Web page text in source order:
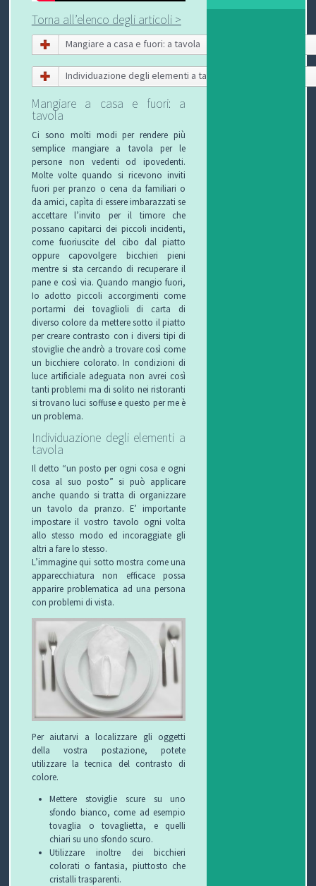
Torna all’elenco degli articoli >
Mangiare a casa e fuori: a tavola
Individuazione degli elementi a tavola
Mangiare a casa e fuori: a
tavola
Ci sono molti modi per rendere più
semplice mangiare a tavola per le
persone non vedenti od ipovedenti.
Molte volte quando si ricevono inviti
fuori per pranzo o cena da familiari o
da amici, capìta di essere imbarazzati se
accettare l’invito per il timore che
possano capitarci dei piccoli incidenti,
come fuoriuscite del cibo dal piatto
oppure capovolgere bicchieri pieni
mentre si sta cercando di recuperare il
pane e così via. Quando mangio fuori,
Io adotto piccoli accorgimenti come
portarmi dei tovaglioli di carta di
diverso colore da mettere sotto il piatto
per creare contrasto con i diversi tipi di
stoviglie che andrò a trovare così come
un bicchiere colorato. In condizioni di
luce artificiale adeguata non avrei così
tanti problemi ma di solito nei ristoranti
si trovano luci soffuse e questo per me è
un problema.
Individuazione degli elementi a
tavola
Il detto “un posto per ogni cosa e ogni
cosa al suo posto” si può applicare
anche quando si tratta di organizzare
un tavolo da pranzo. E’ importante
impostare il vostro tavolo ogni volta
allo stesso modo ed incoraggiate gli
altri a fare lo stesso.
L’immagine qui sotto mostra come una
apparecchiatura non efficace possa
apparire problematica ad una persona
con problemi di vista.
Per aiutarvi a localizzare gli oggetti
della vostra postazione, potete
utilizzare la tecnica del contrasto di
colore.
Mettere stoviglie scure su uno
sfondo bianco, come ad esempio
tovaglia o tovaglietta, e quelli
chiari su uno sfondo scuro.
Utilizzare inoltre dei bicchieri
colorati o fantasia, piuttosto che
cristalli trasparenti.